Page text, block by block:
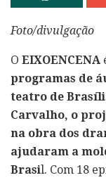
Foto/divulgação
O EIXOENCENA
programas de
teatro de
Carvalho, o
na obra dos
ajudaram a
Brasil. Com 18